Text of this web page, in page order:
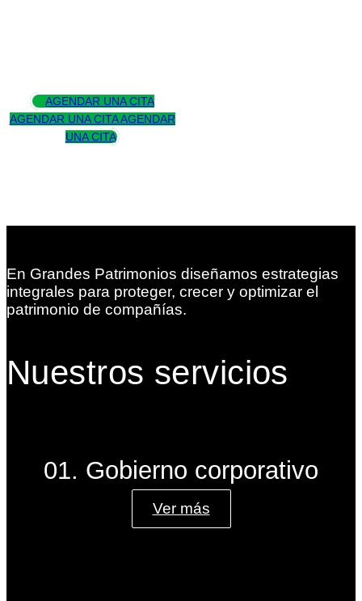
AGENDAR UNA CITA
AGENDAR UNA CITA AGENDAR
UNA CITA
En Grandes Patrimonios diseñamos estrategias
integrales para proteger, crecer y optimizar el
patrimonio de compañías.
Nuestros servicios
01. Gobierno corporativo
Ver más